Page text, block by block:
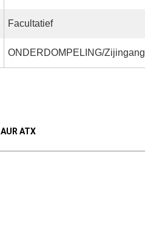
Facultatief
ONDERDOMPELING/Zijingang
ATX